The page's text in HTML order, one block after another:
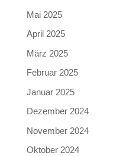
Mai 2025
April 2025
März 2025
Februar 2025
Januar 2025
Dezember 2024
November 2024
Oktober 2024